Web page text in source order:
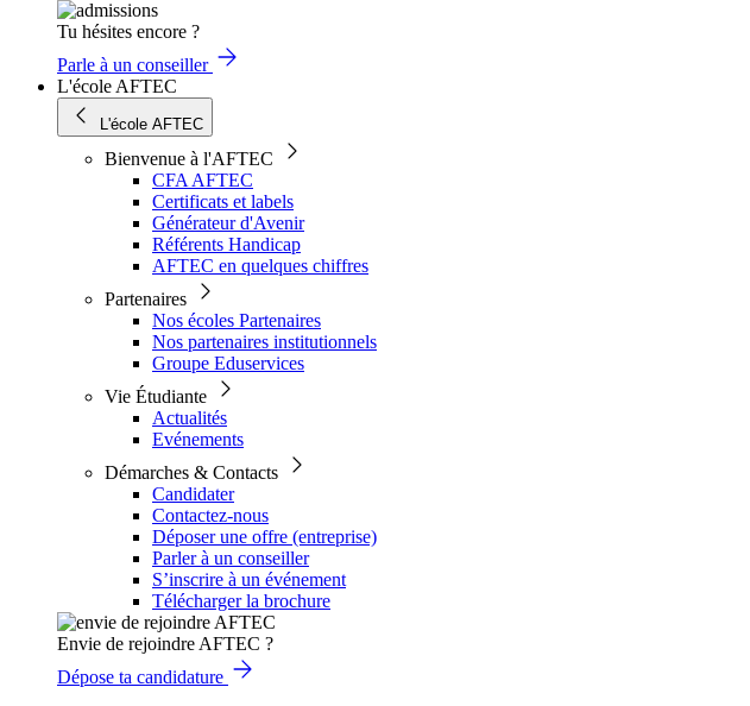
Tu hésites encore ?
Parle à un conseiller
L'école AFTEC
L'école AFTEC
Bienvenue à l'AFTEC
CFA AFTEC
Certificats et labels
Générateur d'Avenir
Référents Handicap
AFTEC en quelques chiffres
Partenaires
Nos écoles Partenaires
Nos partenaires institutionnels
Groupe Eduservices
Vie Étudiante
Actualités
Evénements
Démarches & Contacts
Candidater
Contactez-nous
Déposer une offre (entreprise)
Parler à un conseiller
S’inscrire à un événement
Télécharger la brochure
Envie de rejoindre AFTEC ?
Dépose ta candidature